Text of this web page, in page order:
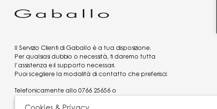
Il Servizio Clienti di Gaballo è a tua disposizione.
Per qualsiasi dubbio o necessità, ti daremo tutta
l’assistenza e il supporto necessari.
Puoi scegliere la modalità di contatto che preferisci:
Telefonicamente allo 0766 25656 o